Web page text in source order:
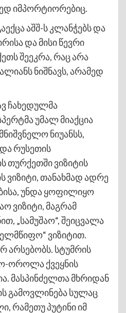
იმპორტიორებიც.
აშშ-ს კლანჭებს და
და მისი წევრი
შეეკრა, რაც არა
ნიშნავს, არამედ
ჩახედულმა
უმალ მიაქცია
ნიუანსს,
რუსეთის
თურქეთში ვიზიტის
ვიზიტი, თანახმად ადრე
უნდა ყოფილიყო
ვიზიტი, მაგრამ
„სამუშაო“, შეიცვალა
ვიზიტით.
არსებობს. სტუმრის
ოროლა ქვეყნის
მასპინძელთა მხრიდან
გამოვლინება სულაც
რამეთუ პუტინი იმ